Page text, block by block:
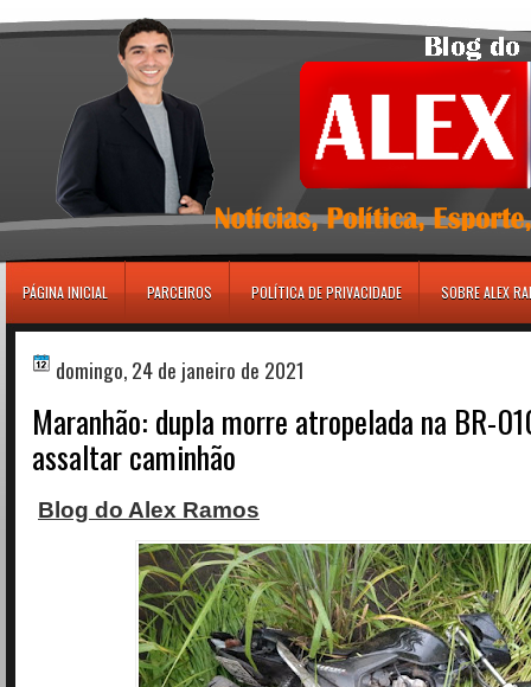
PÁGINA INICIAL PARCEIROS POLÍTICA DE PRIVACIDADE SOBRE ALEX
domingo, 24 de janeiro de 2021
Maranhão: dupla morre atropelada na BR-
assaltar caminhão
Blog do Alex Ramos